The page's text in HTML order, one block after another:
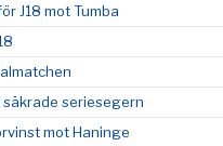
J18 mot Tumba
seriesegern
mot Haninge